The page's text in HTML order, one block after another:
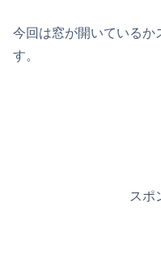
今回は窓が開いているか
す。
スポ